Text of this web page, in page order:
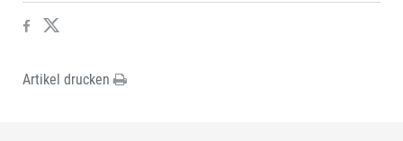
Artikel drucken